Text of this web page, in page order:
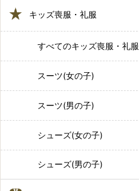
キッズ喪服・礼服
すべてのキッズ喪服・礼服
スーツ(女の子)
スーツ(男の子)
シューズ(女の子)
シューズ(男の子)